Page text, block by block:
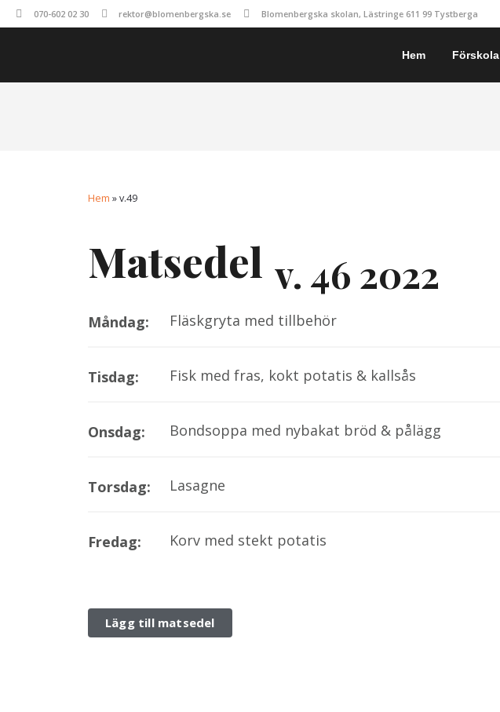
070-602 02 30 rektor@blomenbergska.se Blomenbergska skolan, Lästringe 611 99 Tystberga
Hem Förskola
Hem »v.49
Matsedel v. 46 2022
Måndag: Fläskgryta med tillbehör
Tisdag: Fisk med fras, kokt potatis & kallsås
Onsdag: Bondsoppa med nybakat bröd & pålägg
Torsdag: Lasagne
Fredag: Korv med stekt potatis
Lägg till matsedel